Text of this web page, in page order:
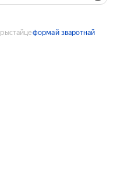
формай зваротнай